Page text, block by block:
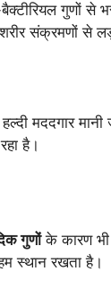
गुणों से
संक्रमणों से
मददगार मानी
है।
गुणोंके कारण भी
स्थान रखता है।